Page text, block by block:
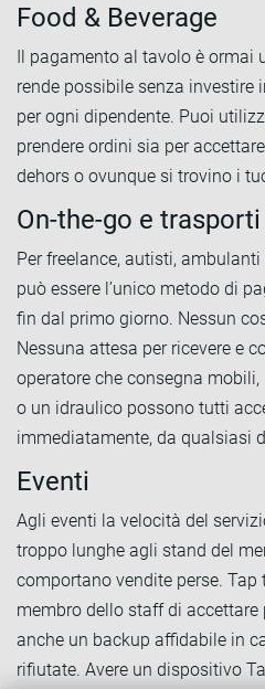
Food & Beverage
Il pagamento al tavolo è ormai
rende possibile senza
per ogni dipendente. Puoi
prendere ordini sia per
dehors o ovunque si trovino i
On-the-go e trasporti
Per freelance, autisti,
può essere l’unico metodo di
fin dal primo giorno. Nessun
Nessuna attesa per ricevere e
operatore che consegna
o un idraulico possono tutti
immediatamente, da qualsiasi
Eventi
Agli eventi la velocità del
troppo lunghe agli stand del
comportano vendite perse. Tap
membro dello staff di
anche un backup affidabile in
rifiutate. Avere un dispositivo